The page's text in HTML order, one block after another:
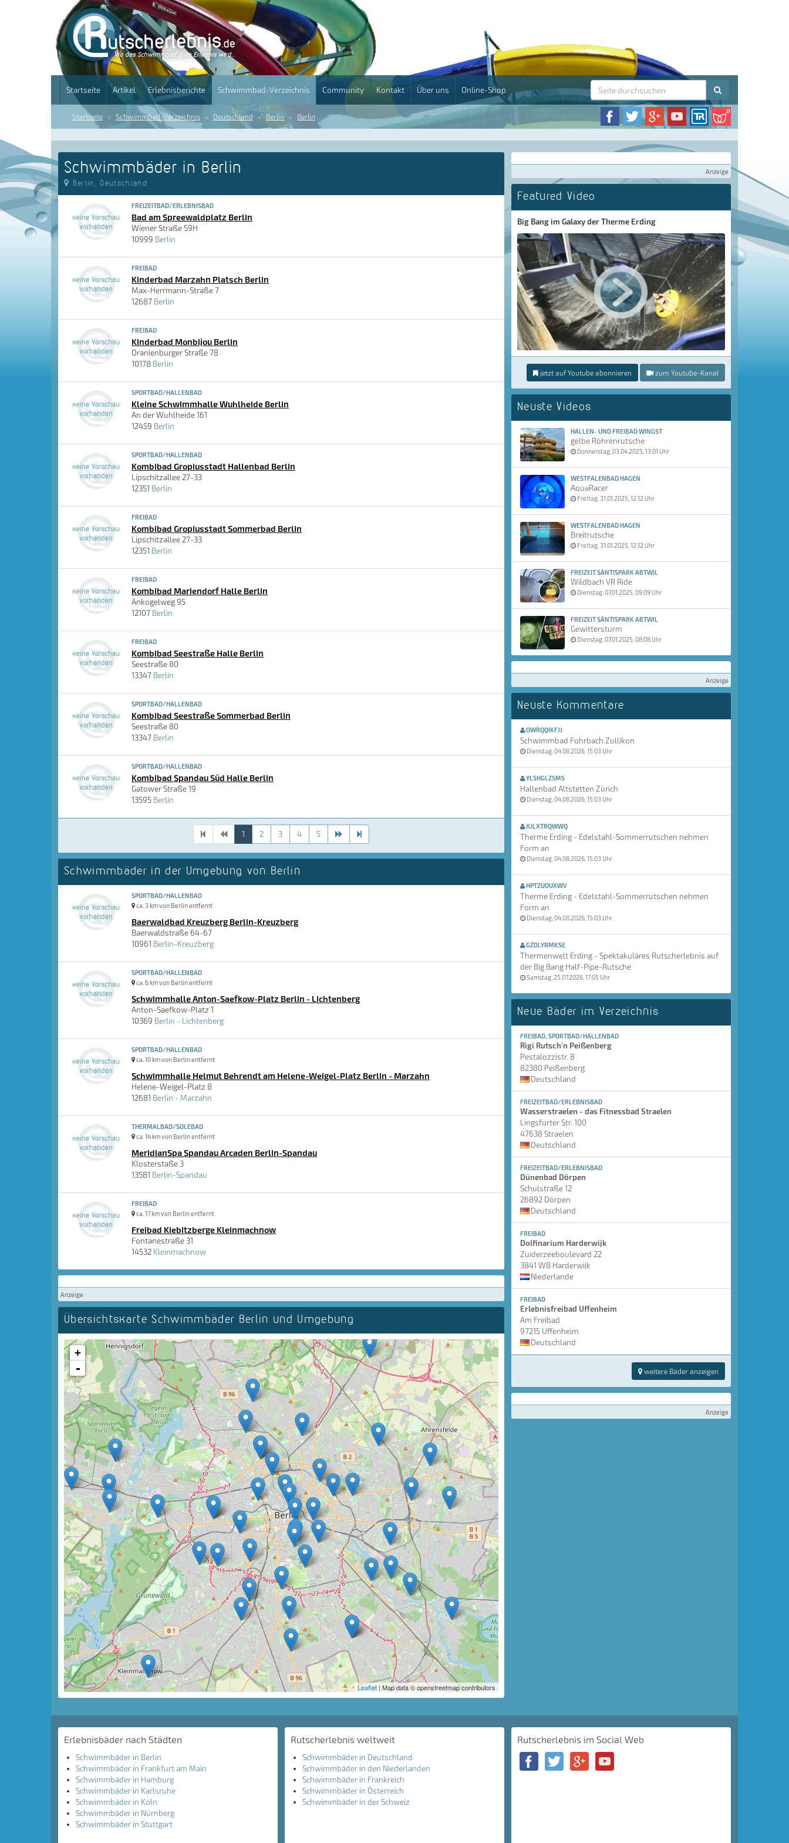
Startseite Artikel Erlebnisberichte Schwimmbad-Verzeichnis Community Kontakt Über uns Online-Shop
Startseite Schwimmbad-Verzeichnis Deutschland Berlin Berlin
Schwimmbäder in Berlin
Berlin, Deutschland
FREIZEITBAD/ERLEBNISBAD
Bad am Spreewaldplatz Berlin
Wiener Straße 59H
10999 Berlin
FREIBAD
Kinderbad Marzahn Platsch Berlin
Max-Herrmann-Straße 7
12687 Berlin
FREIBAD
Kinderbad Monbijou Berlin
Oranienburger Straße 78
10178 Berlin
SPORTBAD/HALLENBAD
Kleine Schwimmhalle Wuhlheide Berlin
An der Wuhlheide 161
12459 Berlin
SPORTBAD/HALLENBAD
Kombibad Gropiusstadt Hallenbad Berlin
Lipschitzallee 27-33
12351 Berlin
FREIBAD
Kombibad Gropiusstadt Sommerbad Berlin
Lipschitzallee 27-33
12351 Berlin
FREIBAD
Kombibad Mariendorf Halle Berlin
Ankogelweg 95
12107 Berlin
FREIBAD
Kombibad Seestraße Halle Berlin
Seestraße 80
13347 Berlin
SPORTBAD/HALLENBAD
Kombibad Seestraße Sommerbad Berlin
Seestraße 80
13347 Berlin
SPORTBAD/HALLENBAD
Kombibad Spandau Süd Halle Berlin
Gatower Straße 19
13595 Berlin
1 2 3 4 5
Schwimmbäder in der Umgebung von Berlin
SPORTBAD/HALLENBAD
ca. 3 km von Berlin entfernt
Baerwaldbad Kreuzberg Berlin-Kreuzberg
Baerwaldstraße 64-67
10961 Berlin-Kreuzberg
SPORTBAD/HALLENBAD
ca. 6 km von Berlin entfernt
Schwimmhalle Anton-Saefkow-Platz Berlin - Lichtenberg
Anton-Saefkow-Platz 1
10369 Berlin - Lichtenberg
SPORTBAD/HALLENBAD
ca. 10 km von Berlin entfernt
Schwimmhalle Helmut Behrendt am Helene-Weigel-Platz Berlin - Marzahn
Helene-Weigel-Platz 8
12681 Berlin - Marzahn
THERMALBAD/SOLEBAD
ca. 14 km von Berlin entfernt
MeridianSpa Spandau Arcaden Berlin-Spandau
Klosterstaße 3
13581 Berlin-Spandau
FREIBAD
ca. 17 km von Berlin entfernt
Freibad Kiebitzberge Kleinmachnow
Fontanestraße 31
14532 Kleinmachnow
Anzeige
Übersichtskarte Schwimmbäder Berlin und Umgebung
+
-
Leaflet | Map data © openstreetmap contributors
Anzeige
Featured Video
Big Bang im Galaxy der Therme Erding
jetzt auf Youtube abonnieren zum Youtube-Kanal
Neuste Videos
HALLEN- UND FREIBAD WINGST
gelbe Röhrenrutsche
Donnerstag, 03.04.2025, 13:01 Uhr
WESTFALENBAD HAGEN
AquaRacer
Freitag, 31.01.2025, 12:12 Uhr
WESTFALENBAD HAGEN
Breitrutsche
Freitag, 31.01.2025, 12:12 Uhr
FREIZEIT SÄNTISPARK ABTWIL
Wildbach VR Ride
Dienstag, 07.01.2025, 09:09 Uhr
FREIZEIT SÄNTISPARK ABTWIL
Gewittersturm
Dienstag, 07.01.2025, 08:08 Uhr
Anzeige
Neuste Kommentare
OWRQQIKFJJ
Schwimmbad Fohrbach Zollikon
Dienstag, 04.08.2026, 15:03 Uhr
YLSHGLZSMS
Hallenbad Altstetten Zürich
Dienstag, 04.08.2026, 15:03 Uhr
XJLXTRQWWQ
Therme Erding - Edelstahl-Sommerrutschen nehmen
Form an
Dienstag, 04.08.2026, 15:03 Uhr
HPTZUOUXWV
Therme Erding - Edelstahl-Sommerrutschen nehmen
Form an
Dienstag, 04.08.2026, 15:03 Uhr
GZDLYRMKSE
Thermenwelt Erding - Spektakuläres Rutscherlebnis auf
der Big Bang Half-Pipe-Rutsche
Samstag, 25.07.2026, 17:05 Uhr
Neue Bäder im Verzeichnis
FREIBAD, SPORTBAD/HALLENBAD
Rigi Rutsch'n Peißenberg
Pestalozzistr. 8
82380 Peißenberg
Deutschland
FREIZEITBAD/ERLEBNISBAD
Wasserstraelen - das Fitnessbad Straelen
Lingsforter Str. 100
47638 Straelen
Deutschland
FREIZEITBAD/ERLEBNISBAD
Dünenbad Dörpen
Schulstraße 12
26892 Dörpen
Deutschland
FREIBAD
Dolfinarium Harderwijk
Zuiderzeeboulevard 22
3841 WB Harderwijk
Niederlande
FREIBAD
Erlebnisfreibad Uffenheim
Am Freibad
97215 Uffenheim
Deutschland
weitere Bäder anzeigen
Anzeige
Erlebnisbäder nach Städten
Schwimmbäder in Berlin
Schwimmbäder in Frankfurt am Main
Schwimmbäder in Hamburg
Schwimmbäder in Karlsruhe
Schwimmbäder in Köln
Schwimmbäder in Nürnberg
Schwimmbäder in Stuttgart
Rutscherlebnis weltweit
Schwimmbäder in Deutschland
Schwimmbäder in den Niederlanden
Schwimmbäder in Frankreich
Schwimmbäder in Österreich
Schwimmbäder in der Schweiz
Rutscherlebnis im Social Web